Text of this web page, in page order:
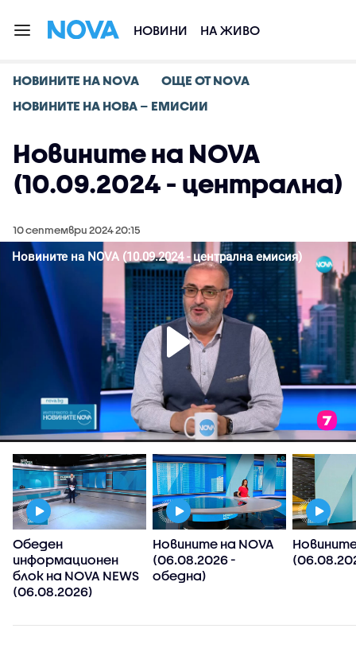
НОВИНИ НА ЖИВО
НОВИНИТЕ НА NOVA
ОЩЕ ОТ NOVA
НОВИНИТЕ НА НОВА – ЕМИСИИ
Новините на NOVA
(10.09.2024 - централна)
10 септември 2024 20:15
Обеден
информационен
блок на NOVA NEWS
(06.08.2026)
Новините на NOVA
(06.08.2026 -
обедна)